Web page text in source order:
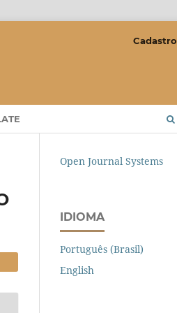
Cadastro
Open Journal Systems
IDIOMA
Português (Brasil)
English